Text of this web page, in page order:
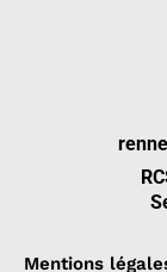
Mentions